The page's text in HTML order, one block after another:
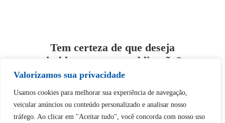
Valorizamos sua privacidade
Usamos cookies para melhorar sua experiência de navegação,
veicular anúncios ou conteúdo personalizado e analisar nosso
tráfego. Ao clicar em "Aceitar tudo", você concorda com nosso uso
Tem certeza de que deseja
desbloquear esta publicação?
Desbloquear esquerda : 0
Sim Não